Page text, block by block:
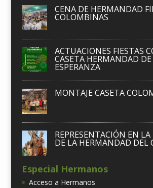
CENA DE HERMANDAD
COLOMBINAS
ACTUACIONES FIESTAS
CASETA HERMANDAD
ESPERANZA
MONTAJE CASETA
REPRESENTACIÓN EN LA
DE LA HERMANDAD DEL
Especial Hermanos
Acceso a Hermanos